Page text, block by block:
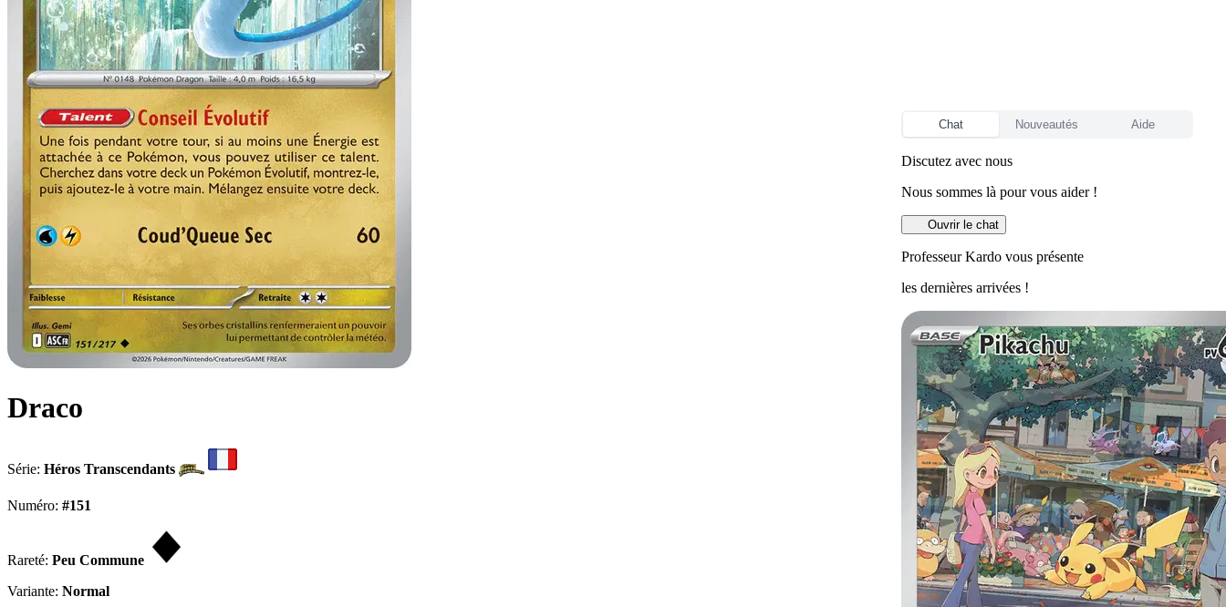
Draco
Série: Héros Transcendants
Numéro: #151
Rareté: Peu Commune
Variante: Normal
Chat Nouveautés Aide
Discutez avec nous
Nous sommes là pour vous aider !
Ouvrir le chat
Professeur Kardo vous présente
les dernières arrivées !